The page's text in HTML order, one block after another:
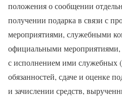
положения о сообщении
получении подарка в связи с
мероприятиями, служебными
официальными мероприятиями,
с исполнением ими служебных
обязанностей, сдаче и оценке
и зачислении средств,